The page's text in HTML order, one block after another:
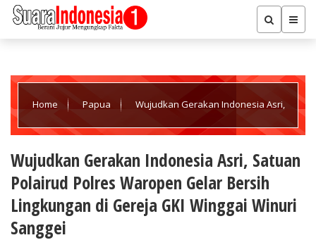
Home Papua Wujudkan Gerakan Indonesia Asri,
Gereja GKI Winggai Winuri Sanggei
Wujudkan Gerakan Indonesia Asri, Satuan
Polairud Polres Waropen Gelar Bersih
Lingkungan di Gereja GKI Winggai Winuri
Sanggei